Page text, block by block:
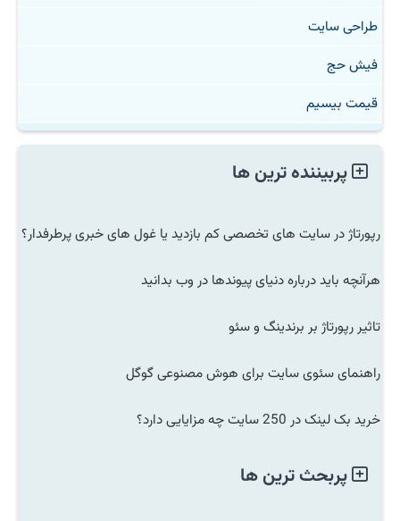
طراحی سایت
فیش حج
قیمت بیسیم
پربیننده ترین ها
رپورتاژ در سایت های تخصصی کم بازدید یا غول های خبری پرطرفدار؟
هرآنچه باید درباره دنیای پیوندها در وب بدانید
تاثیر رپورتاژ بر برندینگ و سئو
راهنمای سئوی سایت برای هوش مصنوعی گوگل
خرید بک لینک در 250 سایت چه مزایایی دارد؟
پربحث ترین ها